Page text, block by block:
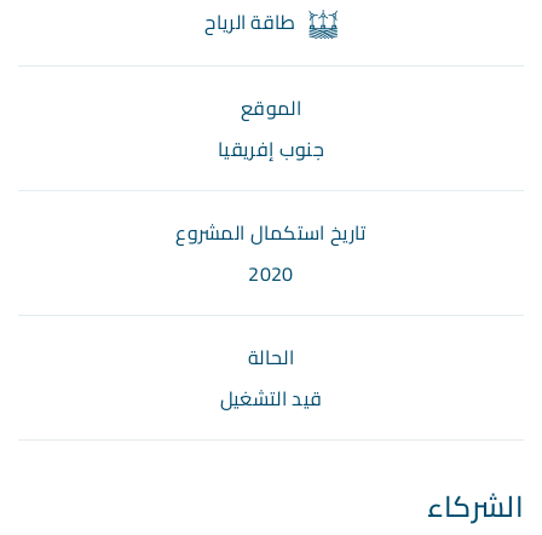
طاقة الرياح
الموقع
جنوب إفريقيا
تاريخ استكمال المشروع
2020
الحالة
قيد التشغيل
الشركاء